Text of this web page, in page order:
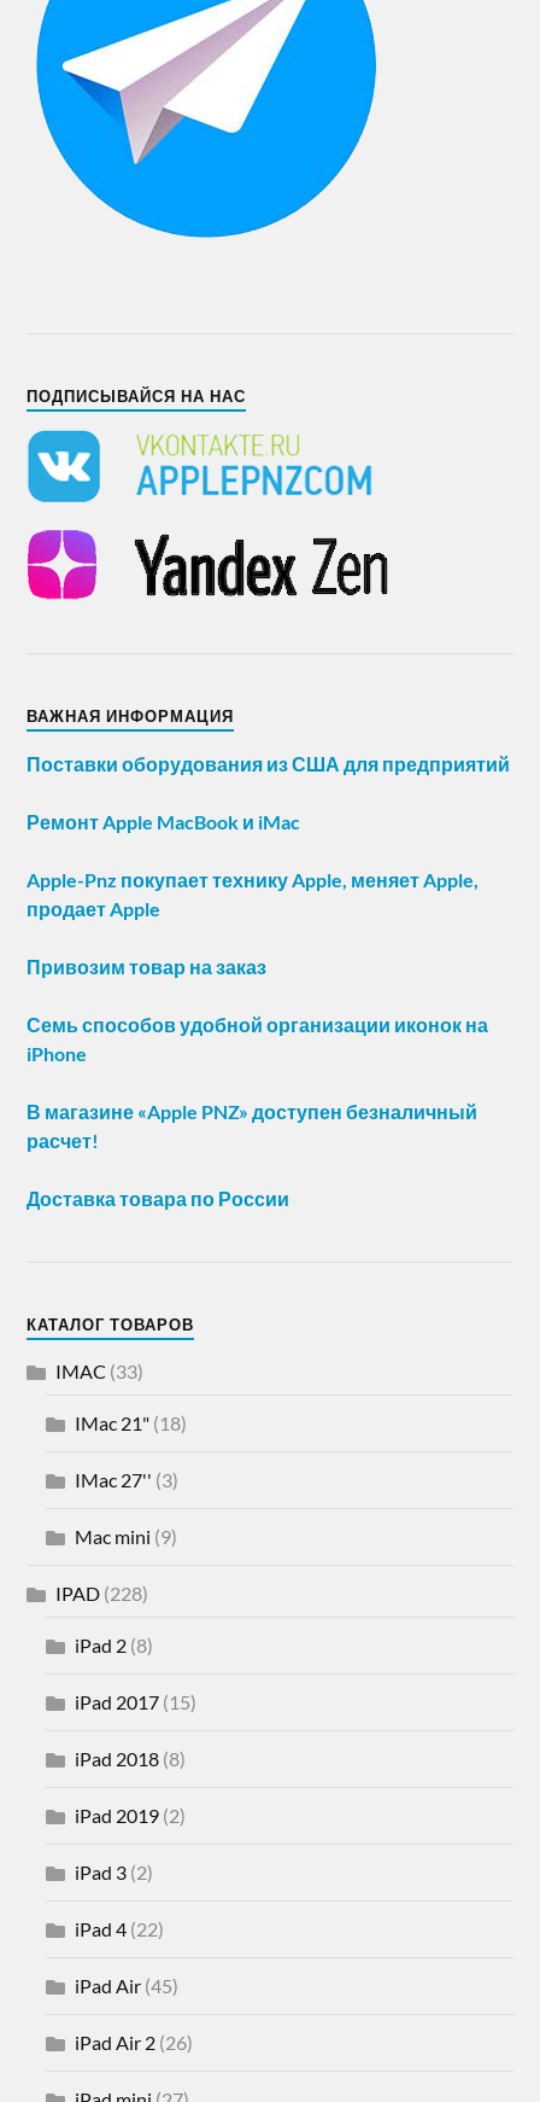
ПОДПИСЫВАЙСЯ НА НАС
ВАЖНАЯ ИНФОРМАЦИЯ
Поставки оборудования из США для предприятий
Ремонт Apple MacBook и iMac
Apple-Pnz покупает технику Apple, меняет Apple,
продает Apple
Привозим товар на заказ
Семь способов удобной организации иконок на
iPhone
В магазине «Apple PNZ» доступен безналичный
расчет!
Доставка товара по России
КАТАЛОГ ТОВАРОВ
IMAC (33)
IMac 21" (18)
IMac 27'' (3)
Mac mini (9)
IPAD (228)
iPad 2 (8)
iPad 2017 (15)
iPad 2018 (8)
iPad 2019 (2)
iPad 3 (2)
iPad 4 (22)
iPad Air (45)
iPad Air 2 (26)